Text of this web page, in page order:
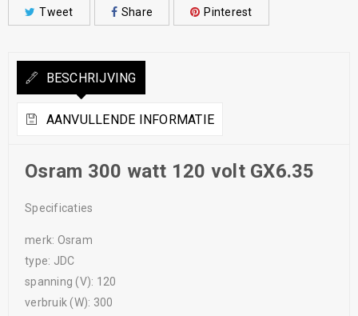
Tweet Share Pinterest
BESCHRIJVING
AANVULLENDE INFORMATIE
Osram 300 watt 120 volt GX6.35
Specificaties
merk: Osram
type: JDC
spanning (V): 120
verbruik (W): 300